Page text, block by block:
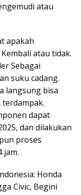
atau
apakah
atau tidak.
Sebagai
suku cadang.
langsung bisa
dapat
dan dilakukan
proses
jam.
Honda
Civic, Begini